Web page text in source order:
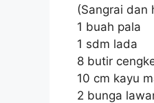
(Sangrai dan
1 buah pala
1 sdm lada
8 butir
10 cm kayu
2 bunga